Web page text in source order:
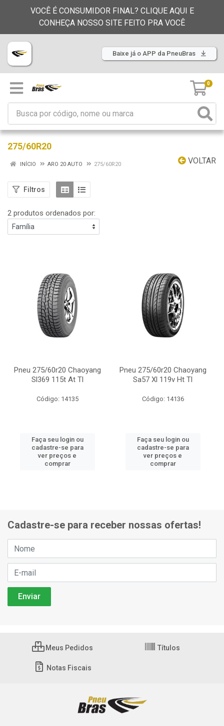
VOCÊ É CONSUMIDOR FINAL? CLIQUE AQUI E
CONHEÇA NOSSO SITE FEITO PRA VOCÊ
Baixe já o APP da PneuBras
0
275/60R20
VOLTAR
INÍCIO ARO 20 AUTO 275/60R20
Filtros
2 produtos ordenados por:
Pneu 275/60r20 Chaoyang
Sl369 115t At Tl
Código: 14135
Faça seu login ou
cadastre-se para
ver preços e
comprar
Pneu 275/60r20 Chaoyang
Sa57 Xl 119v Ht Tl
Código: 14136
Faça seu login ou
cadastre-se para
ver preços e
comprar
Cadastre-se para receber nossas ofertas!
Meus Pedidos Títulos
Notas Fiscais